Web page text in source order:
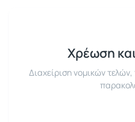
Χρέωση
Διαχείριση νομικών τελών,